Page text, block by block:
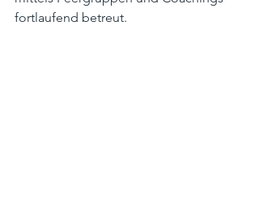
fortlaufend betreut.